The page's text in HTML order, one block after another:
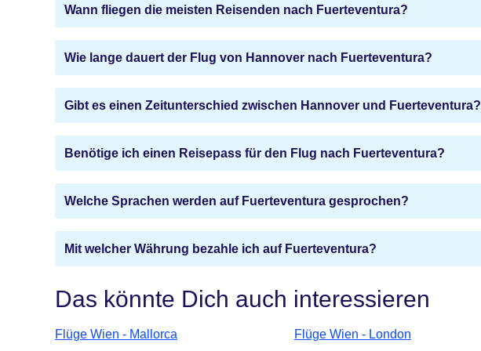
Wann fliegen die meisten Reisenden nach Fuerteventura?
Wie lange dauert der Flug von Hannover nach Fuerteventura?
Gibt es einen Zeitunterschied zwischen Hannover und Fuerteventura?
Benötige ich einen Reisepass für den Flug nach Fuerteventura?
Welche Sprachen werden auf Fuerteventura gesprochen?
Mit welcher Währung bezahle ich auf Fuerteventura?
Das könnte Dich auch interessieren
Flüge Wien - Mallorca Flüge Wien - London